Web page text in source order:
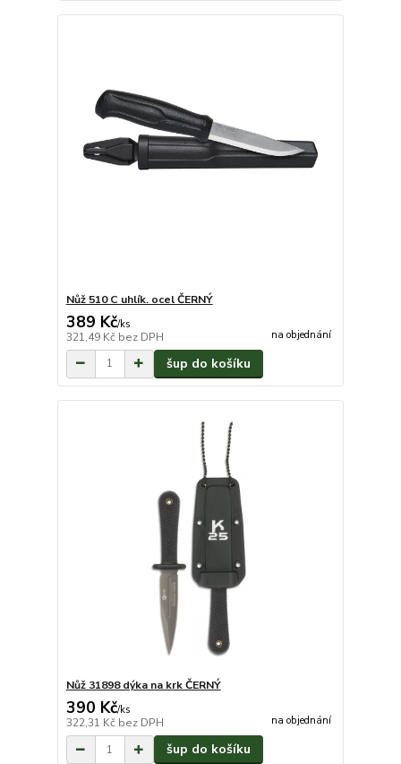
Nůž 510 C uhlík. ocel ČERNÝ
389 Kč/ks
321,49 Kč bez DPH na objednání
šup do košíku
Nůž 31898 dýka na krk ČERNÝ
390 Kč/ks
322,31 Kč bez DPH na objednání
šup do košíku